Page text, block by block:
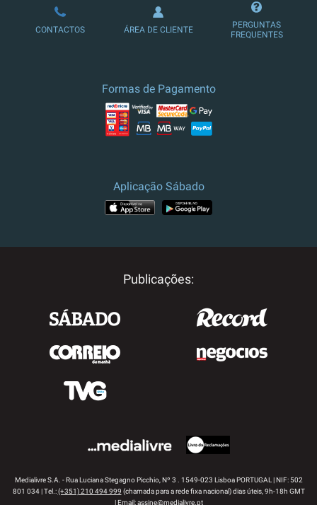
LOJA DE ASSINATURAS
CONTACTOS ÁREA DE CLIENTE
PERGUNTAS
FREQUENTES
Formas de Pagamento
Aplicação Sábado
Publicações:
Medialivre S.A. - Rua Luciana Stegagno Picchio, Nº 3 . 1549-023 Lisboa PORTUGAL | NIF: 502
801 034 | Tel.:(+351) 210 494 999 (chamada para a rede fixa nacional) dias úteis, 9h-18h GMT
| Email:assine@medialivre.pt